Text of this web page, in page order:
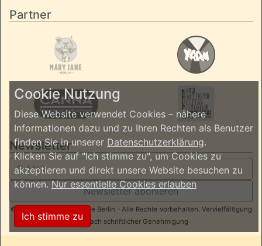
Partner
Newsletter
Newsletter abonieren
© 2026 ReggaeInBerlin.de Berlin - Alle Rechte vorbehalten. Vervielfältigung
nur nach schriftlicher Genehmigung
Cookie Nutzung
Diese Website verwendet Cookies – nähere
Informationen dazu und zu Ihren Rechten als Benutzer
finden Sie in unserer Datenschutzerklärung.
Klicken Sie auf "Ich stimme zu", um Cookies zu
akzeptieren und direkt unsere Website besuchen zu
können.Nur essentielle Cookies erlauben
Ich stimme zu